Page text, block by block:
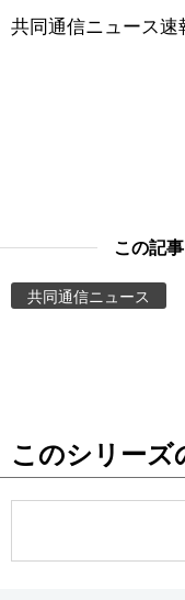
スポーツ・東京2020
Topics
Images
お知らせ
共同通信ニュース速
この記
共同通信ニュース
このシリーズ